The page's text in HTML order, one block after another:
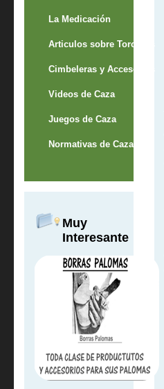
La Medicación
Articulos sobre Torcaces
Cimbeleras y Accesorios
Videos de Caza
Juegos de Caza
Normativas de Caza
Muy
Interesante